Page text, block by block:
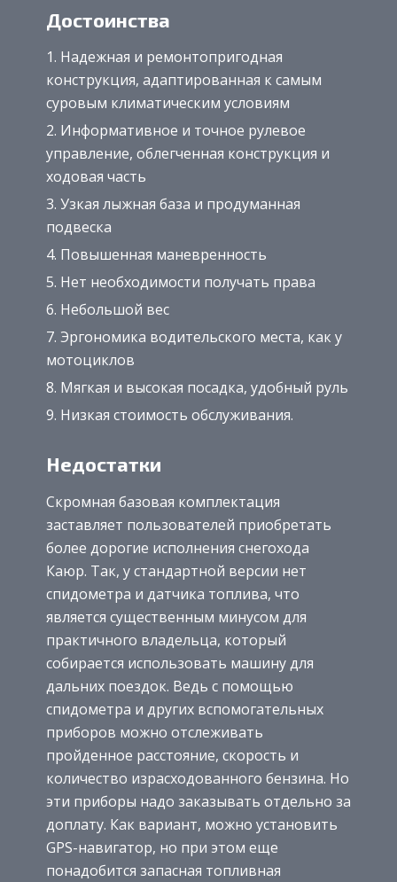
Достоинства
Надежная и ремонтопригодная
конструкция, адаптированная к самым
суровым климатическим условиям
Информативное и точное рулевое
управление, облегченная конструкция и
ходовая часть
Узкая лыжная база и продуманная
подвеска
Повышенная маневренность
Нет необходимости получать права
Небольшой вес
Эргономика водительского места, как у
мотоциклов
Мягкая и высокая посадка, удобный руль
Низкая стоимость обслуживания.
Недостатки
Скромная базовая комплектация
заставляет пользователей приобретать
более дорогие исполнения снегохода
Каюр. Так, у стандартной версии нет
спидометра и датчика топлива, что
является существенным минусом для
практичного владельца, который
собирается использовать машину для
дальних поездок. Ведь с помощью
спидометра и других вспомогательных
приборов можно отслеживать
пройденное расстояние, скорость и
количество израсходованного бензина. Но
эти приборы надо заказывать отдельно за
доплату. Как вариант, можно установить
GPS-навигатор, но при этом еще
понадобится запасная топливная